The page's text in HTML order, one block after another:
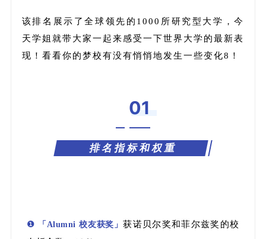
该排名展示了全球领先的1000所研究型大学，今
天学姐就带大家一起来感受一下世界大学的最新表
现！看看你的梦校有没有悄悄地发生一些变化8！
01
排名指标和权重
❶ 「Alumni 校友获奖」获诺贝尔奖和菲尔兹奖的校